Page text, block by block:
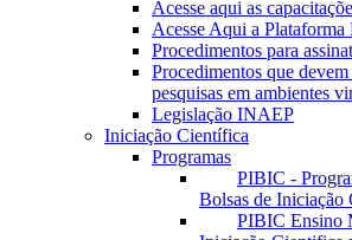
Acesse aqui as
Acesse Aqui a Plataforma
Procedimentos para
Procedimentos que
pesquisas em ambientes
Legislação INAEP
Iniciação Científica
Programas
PIBIC -
Bolsas de
PIBIC Ensino